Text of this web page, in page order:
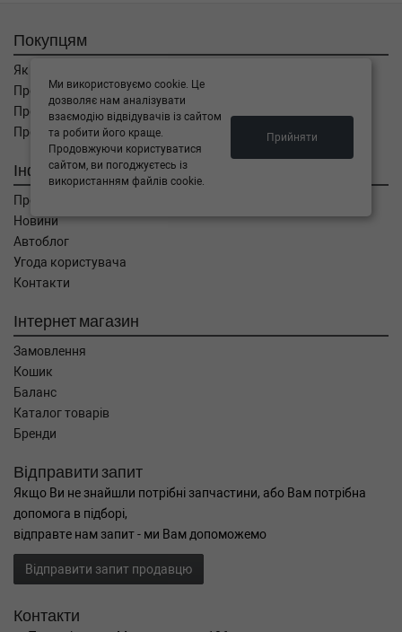
Покупцям
Як замовити
Про оплату
Про доставку
Про повернення
Інформація
Про компанію
Новини
Автоблог
Угода користувача
Контакти
Інтернет магазин
Замовлення
Кошик
Баланс
Каталог товарів
Бренди
Відправити запит
Якщо Ви не знайшли потрібні запчастини, або Вам потрібна
допомога в підборі,
відправте нам запит - ми Вам допоможемо
Відправити запит продавцю
Контакти
Ми використовуємо cookie. Це
дозволяє нам аналізувати
взаємодію відвідувачів із сайтом
та робити його краще.
Продовжуючи користуватися
сайтом, ви погоджуєтесь із
використанням файлів cookie.
Прийняти